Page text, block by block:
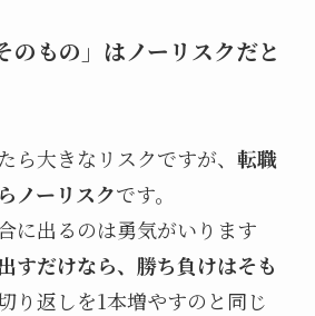
もの」はノーリスクだと
ら大きなリスクですが、 転職
ノーリスクです。
に出るのは勇気がいります
すだけなら、勝ち負けはそも
り返しを1本増やすのと同じ